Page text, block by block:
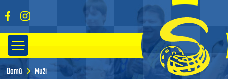
Domů Muži